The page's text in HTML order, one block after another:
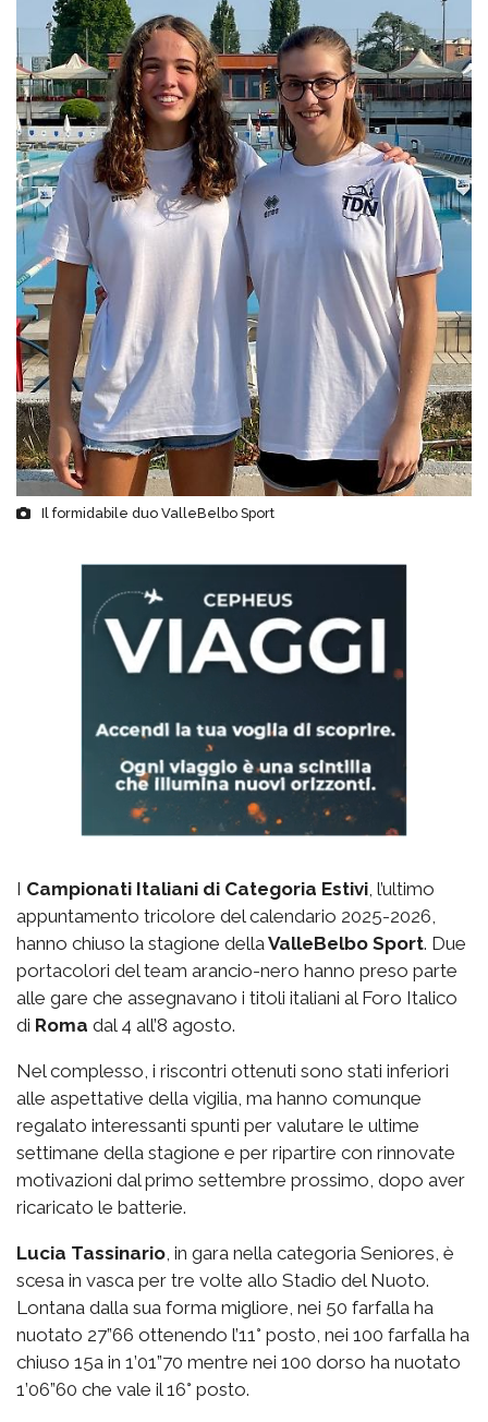
Il formidabile duo ValleBelbo Sport
I Campionati Italiani di Categoria Estivi , l’ultimo
appuntamento tricolore del calendario 2025-2026,
hanno chiuso la stagione dellaValleBelbo Sport. Due
portacolori del team arancio-nero hanno preso parte
alle gare che assegnavano i titoli italiani al Foro Italico
di Roma dal 4 all’8 agosto.
Nel complesso, i riscontri ottenuti sono stati inferiori
alle aspettative della vigilia, ma hanno comunque
regalato interessanti spunti per valutare le ultime
settimane della stagione e per ripartire con rinnovate
motivazioni dal primo settembre prossimo, dopo aver
ricaricato le batterie.
Lucia Tassinario , in gara nella categoria Seniores, è
scesa in vasca per tre volte allo Stadio del Nuoto.
Lontana dalla sua forma migliore, nei 50 farfalla ha
nuotato 27”66 ottenendo l’11° posto, nei 100 farfalla ha
chiuso 15a in 1’01”70 mentre nei 100 dorso ha nuotato
1’06”60 che vale il 16° posto.